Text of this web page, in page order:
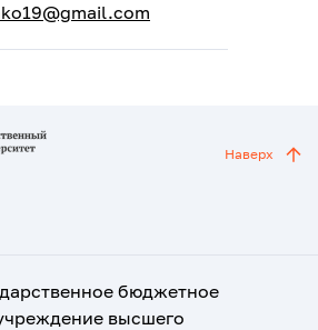
Наверх
бюджетное
высшего